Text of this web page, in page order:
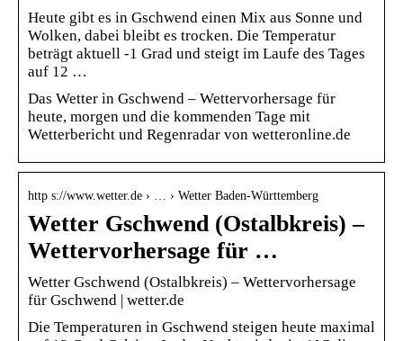
Heute gibt es in Gschwend einen Mix aus Sonne und
Wolken, dabei bleibt es trocken. Die Temperatur
beträgt aktuell -1 Grad und steigt im Laufe des Tages
auf 12 …
Das Wetter in Gschwend – Wettervorhersage für
heute, morgen und die kommenden Tage mit
Wetterbericht und Regenradar von wetteronline.de
http s://www.wetter.de › … › Wetter Baden-Württemberg
Wetter Gschwend (Ostalbkreis) –
Wettervorhersage für …
Wetter Gschwend (Ostalbkreis) – Wettervorhersage
für Gschwend | wetter.de
Die Temperaturen in Gschwend steigen heute maximal